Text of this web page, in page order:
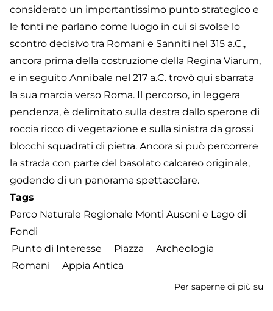
considerato un importantissimo punto strategico e
le fonti ne parlano come luogo in cui si svolse lo
scontro decisivo tra Romani e Sanniti nel 315 a.C.,
ancora prima della costruzione della Regina Viarum,
e in seguito Annibale nel 217 a.C. trovò qui sbarrata
la sua marcia verso Roma. Il percorso, in leggera
pendenza, è delimitato sulla destra dallo sperone di
roccia ricco di vegetazione e sulla sinistra da grossi
blocchi squadrati di pietra. Ancora si può percorrere
la strada con parte del basolato calcareo originale,
godendo di un panorama spettacolare.
Tags
Parco Naturale Regionale Monti Ausoni e Lago di
Fondi
Punto di Interesse
Piazza
Archeologia
Romani
Appia Antica
Per saperne di più su